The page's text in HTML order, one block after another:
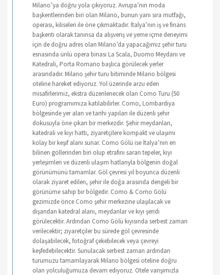
Milano’ya doğru yola çıkıyoruz. Avrupa’nın moda
başkentlerinden biri olan Milano, bunun yanı sıra mutfağı,
operası, kiliseleri ile öne çıkmaktadır. İtalya’nın iş ve finans
başkenti olarak tanınsa da alışveriş ve yeme içme deneyimi
için de doğru adres olan Milano’da yapacağımız şehir turu
esnasında ünlü opera binası La Scala, Duomo Meydanı ve
Katedrali, Porta Romano başlıca görülecek yerler
arasındadır. Milano şehir turu bitiminde Milano bölgesi
oteline hareket ediyoruz. Yol üzerinde arzu eden
misafirlerimiz, ekstra düzenlenecek olan Como Turu (50
Euro) programımıza katılabilirler. Como, Lombardiya
bölgesinde yer alan ve tarihi yapıları ile düzenli şehir
dokusuyla öne çıkan bir merkezdir. Şehir meydanları,
katedrali ve kıyı hattı, ziyaretçilere kompakt ve ulaşımı
kolay bir keşif alanı sunar. Como Gölü ise İtalya’nın en
bilinen göllerinden biri olup etrafını saran tepeler, kıyı
yerleşimleri ve düzenli ulaşım hatlarıyla bölgenin doğal
görünümünü tamamlar. Göl çevresi yıl boyunca düzenli
olarak ziyaret edilen, şehir ile doğa arasında dengeli bir
görünüme sahip bir bölgedir. Como & Como Gölü
gezimizde önce Como şehir merkezine ulaşılacak ve
dışarıdan katedral alanı, meydanlar ve kıyı şeridi
görülecektir. Ardından Como Gölü kıyısında serbest zaman
verilecektir; ziyaretçiler bu sürede göl çevresinde
dolaşabilecek, fotoğraf çekebilecek veya çevreyi
keşfedebilecektir. Sunulacak serbest zaman ardından
turumuzu tamamlayarak Milano bölgesi oteline doğru
olan yolculuğumuza devam ediyoruz. Otele varışımızla